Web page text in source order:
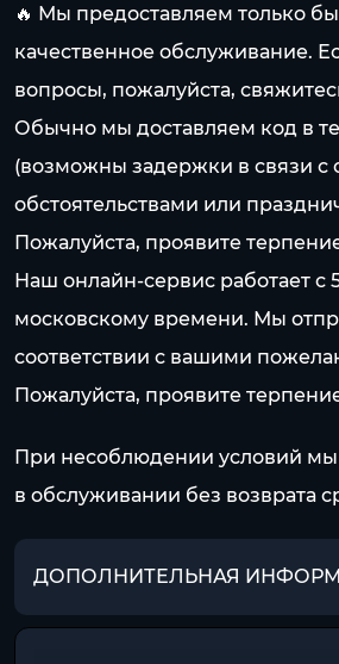
🔥 Мы предоставляем только
качественное обслуживание.
вопросы, пожалуйста,
Обычно мы доставляем код в
(возможны задержки в связи с
обстоятельствами или
Пожалуйста, проявите
Наш онлайн-сервис работает с
московскому времени. Мы
соответствии с вашими
Пожалуйста, проявите
При несоблюдении условий мы
в обслуживании без возврата
ДОПОЛНИТЕЛЬНАЯ